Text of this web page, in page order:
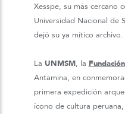
Xesspe, su más cercano
Universidad Nacional de
dejó su ya mítico archivo.
La UNMSM, la
Antamina, en
primera expedición
ícono de cultura